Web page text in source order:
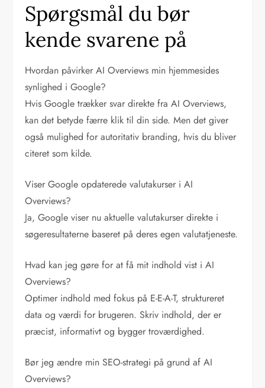
Spørgsmål du bør
kende svarene på
Hvordan påvirker AI Overviews min hjemmesides
synlighed i Google?
Hvis Google trækker svar direkte fra AI Overviews,
kan det betyde færre klik til din side. Men det giver
også mulighed for autoritativ branding, hvis du bliver
citeret som kilde.
Viser Google opdaterede valutakurser i AI
Overviews?
Ja, Google viser nu aktuelle valutakurser direkte i
søgeresultaterne baseret på deres egen valutatjeneste.
Hvad kan jeg gøre for at få mit indhold vist i AI
Overviews?
Optimer indhold med fokus på E-E-A-T, struktureret
data og værdi for brugeren. Skriv indhold, der er
præcist, informativt og bygger troværdighed.
Bør jeg ændre min SEO-strategi på grund af AI
Overviews?